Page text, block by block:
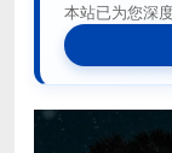
本站已为您深